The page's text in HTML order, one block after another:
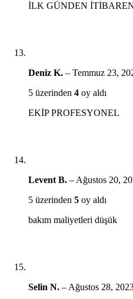
İLK GÜNDEN
Deniz K. – Temmuz 23,
5 üzerinden 4 oy aldı
EKİP PROFESYONEL
Levent B. –Ağustos 20,
5 üzerinden 5 oy aldı
bakım maliyetleri düşük
Selin N. –Ağustos 28,